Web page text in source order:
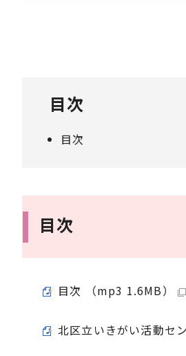
目次
目次
目次
目次 （mp3 1.6MB）
北区立いきがい活動セ